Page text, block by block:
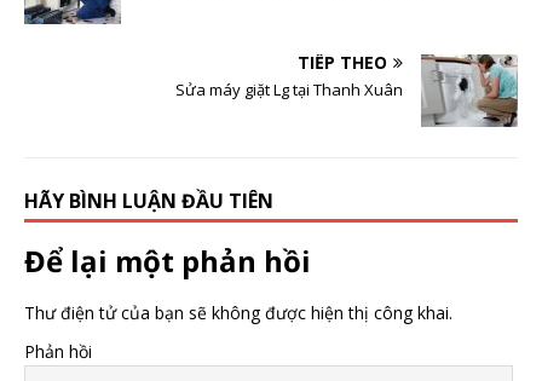
TIẾP THEO
Sửa máy giặt Lg tại Thanh Xuân
HÃY BÌNH LUẬN ĐẦU TIÊN
Để lại một phản hồi
Thư điện tử của bạn sẽ không được hiện thị công khai.
Phản hồi